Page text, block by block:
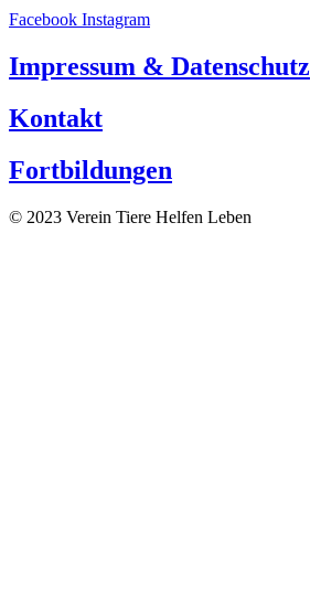
Facebook Instagram
Impressum & Datenschutz
Kontakt
Fortbildungen
© 2023 Verein Tiere Helfen Leben